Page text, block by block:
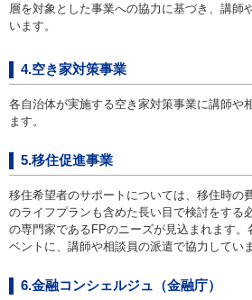
層を対象とした事業への協力に基づき、講師
います。
4.空き家対策事業
各自治体が実施する空き家対策事業に講師や
ます。
5.移住促進事業
移住希望者のサポートについては、移住時の
のライフプランも含めた長い目で検討をする
の専門家であるFPのニーズが見込まれます。
ベントに、講師や相談員の派遣で協力していま
6.金融コンシェルジュ（金融庁）